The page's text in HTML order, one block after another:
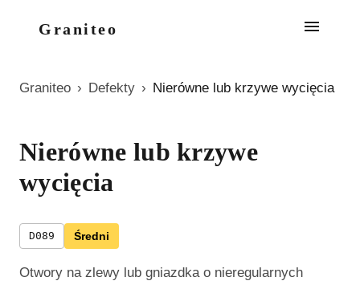
Graniteo
Graniteo › Defekty › Nierówne lub krzywe wycięcia
Nierówne lub krzywe
wycięcia
D089 Średni
Otwory na zlewy lub gniazdka o nieregularnych